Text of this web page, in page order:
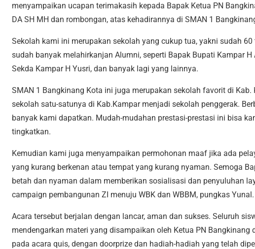
menyampaikan ucapan terimakasih kepada Bapak Ketua PN
DA SH MH dan rombongan, atas kehadirannya di SMAN 1
Sekolah kami ini merupakan sekolah yang cukup tua, yakni sudah
sudah banyak melahirkanjan Alumni, seperti Bapak Bupati Kampar
Sekda Kampar H Yusri, dan banyak lagi yang lainnya.
SMAN 1 Bangkinang Kota ini juga merupakan sekolah favorit di
sekolah satu-satunya di Kab.Kampar menjadi sekolah penggerak.
banyak kami dapatkan. Mudah-mudahan prestasi-prestasi ini bisa
tingkatkan.
Kemudian kami juga menyampaikan permohonan maaf jika ada
yang kurang berkenan atau tempat yang kurang nyaman. Semoga
betah dan nyaman dalam memberikan sosialisasi dan penyuluhan
campaign pembangunan ZI menuju WBK dan WBBM, pungkas Yunal.
Acara tersebut berjalan dengan lancar, aman dan sukses. Seluruh
mendengarkan materi yang disampaikan oleh Ketua PN Bangkinang
pada acara quis, dengan doorprize dan hadiah-hadiah yang telah